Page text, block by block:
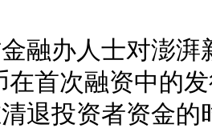
办人士对澎湃
在首次融资中的
退投资者资金的